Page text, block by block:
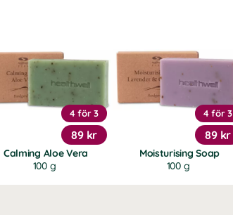
Calming Aloe Vera
100 g
4 för 3
89 kr
Moisturising Soap
100 g
4 för 3
89 kr